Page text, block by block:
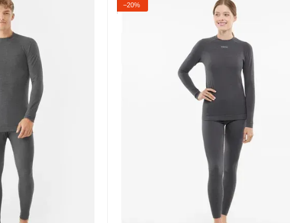
Підкорення Польського ринку брендом Viking сталося
зарубіжжя. Після цього його логотип дуже часто почав
Товари бренду Viking протягом багатьох років
однією з найбільших експонентів на виставці в
сьогоднішній день Viking є в таких країнах як -
починає підготовку виходу бренду Viking на
На даний момент в зимовій колекції бренду Viking є
аксесуари. Також були створені літні колекції
Творці компанії Viking хочуть, щоб їх високоякісні вироби
всім, хто захоче одягнути термобілизну, шапку або
−20%